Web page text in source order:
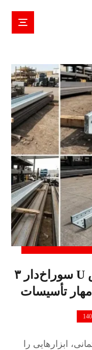
خرید پروفیل سوپر فیکس U سوراخ‌دار ۳
تأسیسات
ابزارهایی را